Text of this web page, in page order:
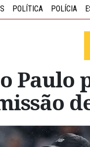
POLÍTICA POLÍCIA
Paulo